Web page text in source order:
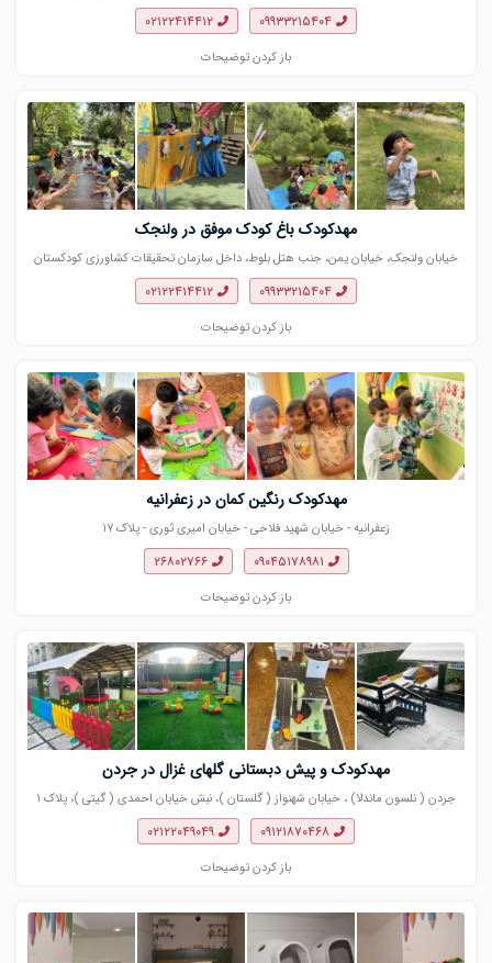
موفق
باز کردن توضیحات
مهدکودک باغ کودک موفق در ولنجک
خیابان ولنجک، خیابان یمن، جنب هتل بلوط، داخل سازمان تحقیقات کشاورزی کودکستان
موفق
باز کردن توضیحات
مهدکودک رنگین کمان در زعفرانیه
زعفرانیه - خیابان شهید فلاحی - خیابان امیری ثوری - پلاک ۱۷
۲۶۸۰۲۷۶۶
باز کردن توضیحات
مهدکودک و پیش دبستانی گلهای غزال در جردن
جردن ( نلسون ماندلا) ، خیابان شهنواز ( گلستان )، نبش خیابان احمدی ( گیتی )، پلاک ١
باز کردن توضیحات